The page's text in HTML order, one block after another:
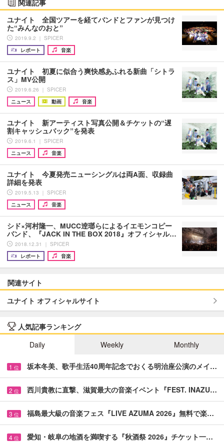
関連記事
ユナイト 全国ツアーを経てバンドとファンが見つけ
た“みんなのおと”
2019.9.2 ｜ SPICER
レポート
音楽
ユナイト 初夏に似合う爽快感あふれる新曲「シトラ
ス」MV公開
2019.6.26 ｜ SPICER
ニュース
動画 音楽
ユナイト 新アーティスト写真公開＆チケットの“遅
割キャッシュバック”を発表
2019.6.1 ｜ SPICER
ニュース
音楽
ユナイト 今夏発売ニューシングルは両A面、収録曲
詳細を発表
2019.5.13 ｜ SPICER
ニュース
音楽
シド×河村隆一、MUCC逹瑯らによるイエモンコピー
バンド、『JACK IN THE BOX 2018』オフィシャル…
2018.12.31 ｜ SPICER
レポート
音楽
関連サイト
ユナイト オフィシャルサイト
人気記事ランキング
Daily
Weekly Monthly
1 位 坂本冬美、歌手生活40周年記念でおくる明治座公演のメイ…
2 位 西川貴教に直撃、滋賀最大の音楽イベント『FEST. INAZU…
3 位 福島最大級の音楽フェス『LIVE AZUMA 2026』無料で楽…
4 位 愛知・岐阜の地酒を満喫する『秋酒祭 2026』チケット一…